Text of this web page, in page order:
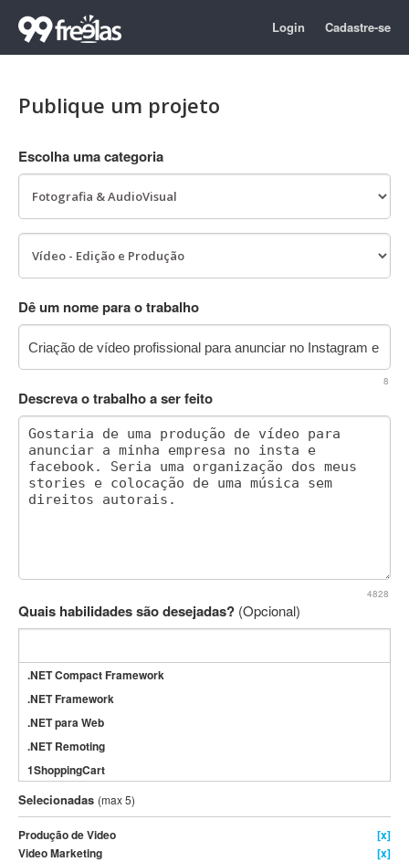
Login Cadastre-se
Publique um projeto
Escolha uma categoria
Dê um nome para o trabalho
8
Descreva o trabalho a ser feito
4828
Quais habilidades são desejadas? (Opcional)
.NET Compact Framework
.NET Framework
.NET para Web
.NET Remoting
1ShoppingCart
3DS Max
3GSM
4D Dimension
Selecionadas (max 5)
Produção de Video
[x]
Video Marketing
[x]